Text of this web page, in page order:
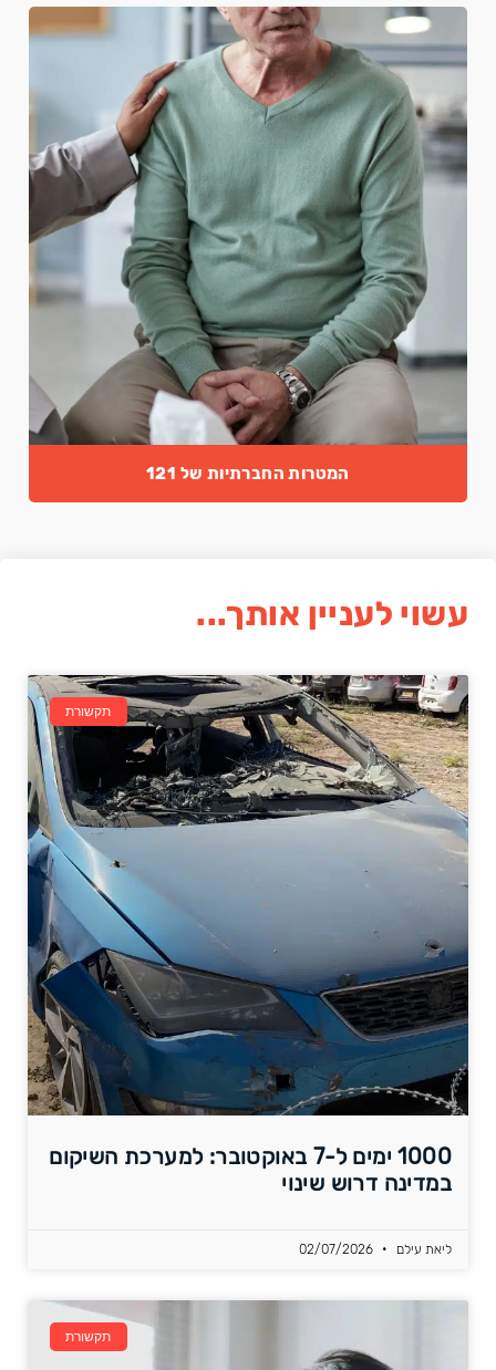
המטרות החברתיות של 121
עשוי לעניין אותך...
תקשורת
1000 ימים ל-7 באוקטובר: למערכת השיקום
במדינה דרוש שינוי
ליאת עילם
תקשורת